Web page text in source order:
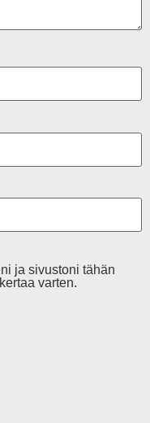
ja sivustoni tähän
varten.